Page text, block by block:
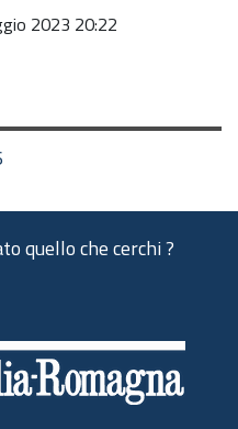
2023 20:22
quello che cerchi ?